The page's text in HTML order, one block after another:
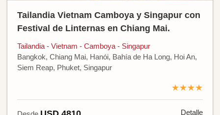
Tailandia Vietnam Camboya y Singapur con
Festival de Linternas en Chiang Mai.
Tailandia - Vietnam - Camboya - Singapur
Bangkok, Chiang Mai, Hanói, Bahía de Ha Long, Hoi An,
Siem Reap, Phuket, Singapur
★★★★
Detalle